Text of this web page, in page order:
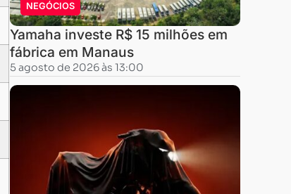
NEGÓCIOS
Yamaha investe R$ 15 milhões em
fábrica em Manaus
5 agosto de 2026 às 13:00